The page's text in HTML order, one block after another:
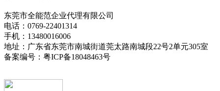
东莞市全能范企业代理有限公司
电话：0769-22401314
手机：13480016006
地址：广东省东莞市南城街道莞太路南城段22号2单元305室
备案编号：粤ICP备18048463号